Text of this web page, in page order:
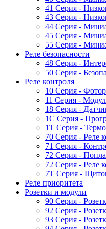
41 Серия -
43 Серия -
44 Серия -
45 Серия -
55 Cерия -
Реле безопасности
48 Серия -
50 Серия -
Реле контроля
10 Серия -
11 Серия -
18 Серия -
1C Серия -
1Т Серия -
70 Серия - Реле
71 Серия -
72 Серия -
72 Серия - Реле
7T Серия -
Реле приоритета
Розетки и модули
90 Серия -
92 Серия -
93 Серия -